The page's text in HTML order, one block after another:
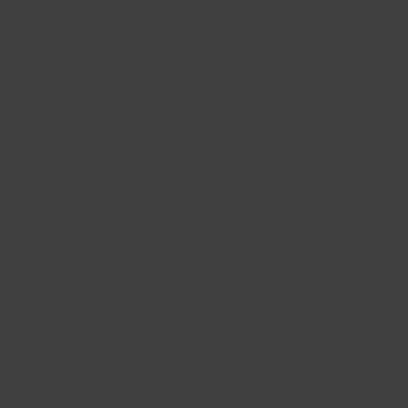
breed scala aan bestuivers aan,
aan de biodiversiteit in de tuin of
is Slangenkruid een uitstekende
tuin wil aanleggen. Door
met andere planten ontstaat een
en dier.
Nederland voorkomt, is het in
een zeldzame plant. Buiten Europa is